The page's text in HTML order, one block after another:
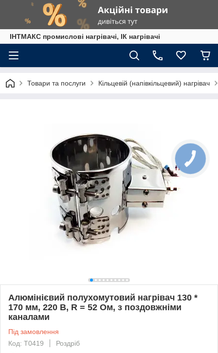
ІНТМАКС промислові нагрівачі, ІК нагрівачі
Товари та послуги Кільцевій (напівкільцевий) нагрівач
Алюмінієвий полухомутовий нагрівач 130 *
170 мм, 220 В, R = 52 Ом, з поздовжніми
каналами
Під замовлення
Код: Т0419
Роздріб